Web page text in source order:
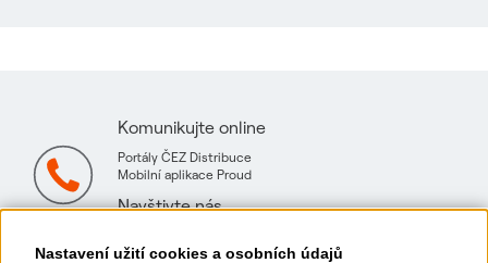
Nastavení užití cookies a osobních údajů
Komunikujte online
Portály ČEZ Distribuce
Mobilní aplikace Proud
Navštivte nás